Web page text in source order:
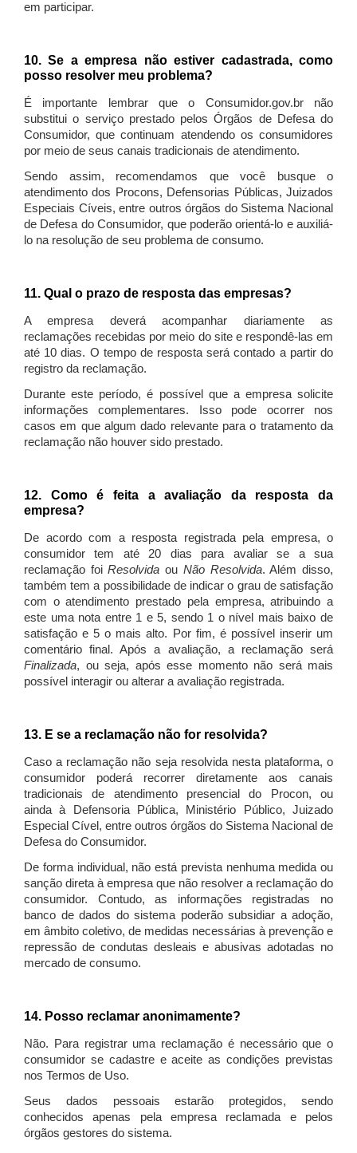
em participar.
10. Se a empresa não estiver cadastrada, como
posso resolver meu problema?
É importante lembrar que o Consumidor.gov.br não
substitui o serviço prestado pelos Órgãos de Defesa do
Consumidor, que continuam atendendo os consumidores
por meio de seus canais tradicionais de atendimento.
Sendo assim, recomendamos que você busque o
atendimento dos Procons, Defensorias Públicas, Juizados
Especiais Cíveis, entre outros órgãos do Sistema Nacional
de Defesa do Consumidor, que poderão orientá-lo e auxiliá-
lo na resolução de seu problema de consumo.
11. Qual o prazo de resposta das empresas?
A empresa deverá acompanhar diariamente as
reclamações recebidas por meio do site e respondê-las em
até 10 dias. O tempo de resposta será contado a partir do
registro da reclamação.
Durante este período, é possível que a empresa solicite
informações complementares. Isso pode ocorrer nos
casos em que algum dado relevante para o tratamento da
reclamação não houver sido prestado.
12. Como é feita a avaliação da resposta da
empresa?
De acordo com a resposta registrada pela empresa, o
consumidor tem até 20 dias para avaliar se a sua
reclamação foiResolvida ou Não Resolvida. Além disso,
também tem a possibilidade de indicar o grau de satisfação
com o atendimento prestado pela empresa, atribuindo a
este uma nota entre 1 e 5, sendo 1 o nível mais baixo de
satisfação e 5 o mais alto. Por fim, é possível inserir um
comentário final. Após a avaliação, a reclamação será
Finalizada, ou seja, após esse momento não será mais
possível interagir ou alterar a avaliação registrada.
13. E se a reclamação não for resolvida?
Caso a reclamação não seja resolvida nesta plataforma, o
consumidor poderá recorrer diretamente aos canais
tradicionais de atendimento presencial do Procon, ou
ainda à Defensoria Pública, Ministério Público, Juizado
Especial Cível, entre outros órgãos do Sistema Nacional de
Defesa do Consumidor.
De forma individual, não está prevista nenhuma medida ou
sanção direta à empresa que não resolver a reclamação do
consumidor. Contudo, as informações registradas no
banco de dados do sistema poderão subsidiar a adoção,
em âmbito coletivo, de medidas necessárias à prevenção e
repressão de condutas desleais e abusivas adotadas no
mercado de consumo.
14. Posso reclamar anonimamente?
Não. Para registrar uma reclamação é necessário que o
consumidor se cadastre e aceite as condições previstas
nos Termos de Uso.
Seus dados pessoais estarão protegidos, sendo
conhecidos apenas pela empresa reclamada e pelos
órgãos gestores do sistema.